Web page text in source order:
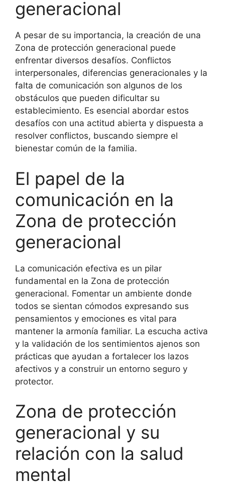
generacional
A pesar de su importancia, la creación de una
Zona de protección generacional puede
enfrentar diversos desafíos. Conflictos
interpersonales, diferencias generacionales y la
falta de comunicación son algunos de los
obstáculos que pueden dificultar su
establecimiento. Es esencial abordar estos
desafíos con una actitud abierta y dispuesta a
resolver conflictos, buscando siempre el
bienestar común de la familia.
El papel de la
comunicación en la
Zona de protección
generacional
La comunicación efectiva es un pilar
fundamental en la Zona de protección
generacional. Fomentar un ambiente donde
todos se sientan cómodos expresando sus
pensamientos y emociones es vital para
mantener la armonía familiar. La escucha activa
y la validación de los sentimientos ajenos son
prácticas que ayudan a fortalecer los lazos
afectivos y a construir un entorno seguro y
protector.
Zona de protección
generacional y su
relación con la salud
mental